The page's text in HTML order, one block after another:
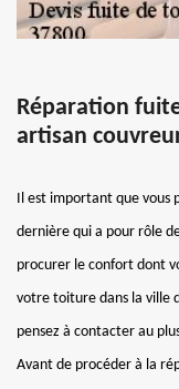
Réparation
artisan
Il est important que vous
dernière qui a pour rôle
procurer le confort dont
votre toiture dans la ville
pensez à contacter au
Avant de procéder à la